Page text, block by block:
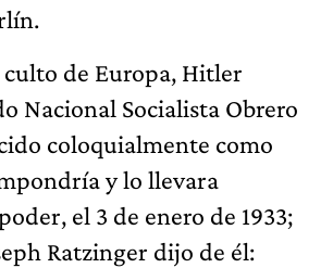
culto de Europa, Hitler
Nacional Socialista Obrero
coloquialmente como
y lo llevara
el 3 de enero de 1933;
Ratzinger dijo de él: